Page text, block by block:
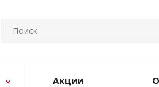
Акции